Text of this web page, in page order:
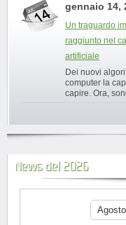
gennaio 14,
Un traguardo
raggiunto nel
artificiale
Dei nuovi
computer la
capire. Ora,
News del 2026